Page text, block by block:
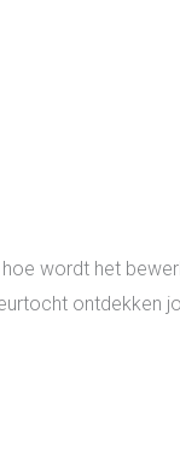
wordt het
ontdekken